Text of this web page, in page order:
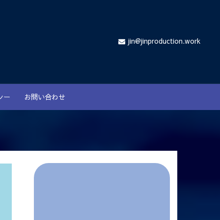
jin@jinproduction.work
ー お問い合わせ